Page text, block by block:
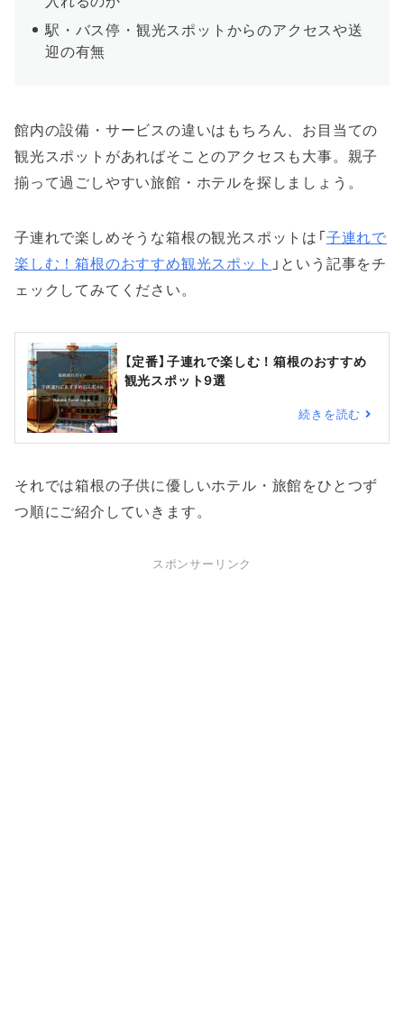
駅・バス停・観光スポットからのアクセスや送
迎の有無
館内の設備・サービスの違いはもちろん、お目当ての
観光スポットがあればそことのアクセスも大事。親子
揃って過ごしやすい旅館・ホテルを探しましょう。
子連れで楽しめそうな箱根の観光スポットは「子連れで
楽しむ！箱根のおすすめ観光スポット 」という記事をチ
ェックしてみてください。
【定番】子連れで楽しむ！箱根のおすすめ
観光スポット9選
続きを読む
それでは箱根の子供に優しいホテル・旅館をひとつず
つ順にご紹介していきます。
スポンサーリンク